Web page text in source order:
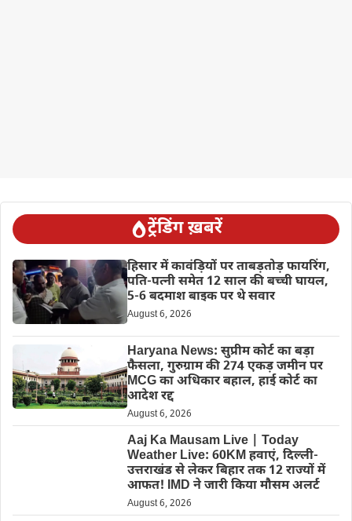
ट्रेंडिंग ख़बरें
हिसार में कावंड़ियों पर ताबड़तोड़ फायरिंग,
पति-पत्नी समेत 12 साल की बच्ची घायल,
5-6 बदमाश बाइक पर थे सवार
August 6, 2026
Haryana News: सुप्रीम कोर्ट का बड़ा
फैसला, गुरुग्राम की 274 एकड़ जमीन पर
MCG का अधिकार बहाल, हाई कोर्ट का
आदेश रद्द
August 6, 2026
Aaj Ka Mausam Live | Today
Weather Live: 60KM हवाएं, दिल्ली-
उत्तराखंड से लेकर बिहार तक 12 राज्यों में
आफत! IMD ने जारी किया मौसम अलर्ट
August 6, 2026